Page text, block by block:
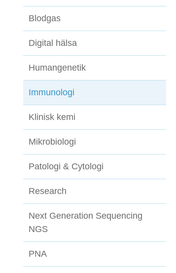
Blodgas
Digital hälsa
Humangenetik
Immunologi
Klinisk kemi
Mikrobiologi
Patologi & Cytologi
Research
Next Generation Sequencing
NGS
PNA